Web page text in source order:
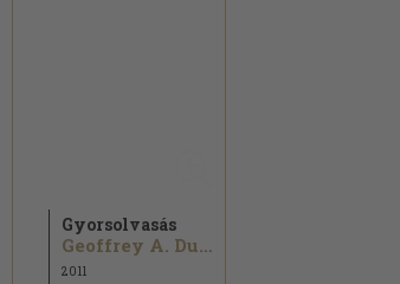
Gyorsolvasás
Geoffrey A. Dudley
2011